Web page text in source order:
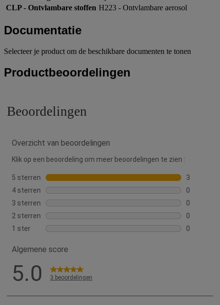
CLP - Ontvlambare stoffen H223 - Ontvlambare aerosol
Documentatie
Selecteer je product om de beschikbare documenten te tonen
Productbeoordelingen